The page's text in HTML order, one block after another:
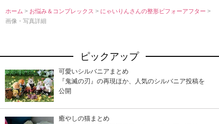
ホーム > お悩み＆コンプレックス> にゃいりんさんの整形ビフォーアフター>
画像・写真詳細
ピックアップ
可愛いシルバニアまとめ
『鬼滅の刃』の再現ほか、人気のシルバニア投稿を
公開
癒やしの猫まとめ